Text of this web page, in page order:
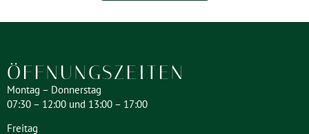
ÖFFNUNGSZEITEN
Montag – Donnerstag
07:30 – 12:00 und 13:00 – 17:00
Freitag